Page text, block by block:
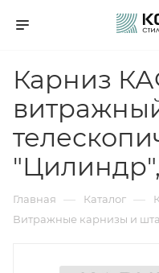
Карниз
Главная — Каталог —
Витражные карнизы и